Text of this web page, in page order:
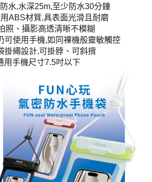
防水,水深25m,至少防水30分鐘
ABS材質,具表面光滑且耐磨
照、攝影高透清晰不模糊
可使用手機,如同裸機般靈敏觸控
掛繩設計,可掛脖、可斜揹
用手機尺寸7.5吋以下